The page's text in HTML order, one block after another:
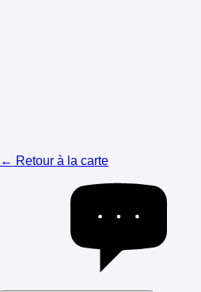
← Retour à la carte